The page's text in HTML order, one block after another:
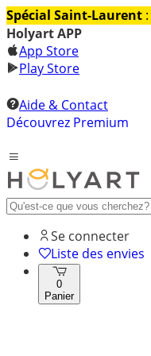
Spécial Saint-Laurent :
Holyart APP
App Store
Play Store
Aide & Contact
Découvrez Premium
Se connecter
Liste des envies
0
Panier